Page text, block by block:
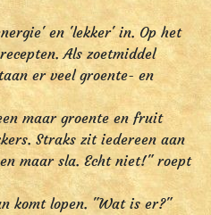
en 'lekker' in. Op het
Als zoetmiddel
er veel groente- en
maar groente en fruit
Straks zit iedereen aan
maar sla. Echt niet!" roept
komt lopen. "Wat is er?"